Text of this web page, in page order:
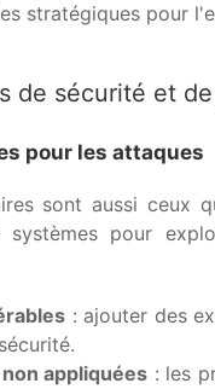
stratégiques pour
de sécurité et
pour les attaques
sont aussi ceux
pour
: ajouter des
appliquées : les